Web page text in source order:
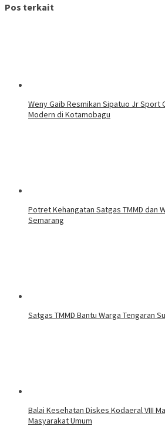
Pos terkait
Weny Gaib Resmikan Sipatuo Jr Sport
Modern di Kotamobagu
Potret Kehangatan Satgas TMMD dan
Semarang
Satgas TMMD Bantu Warga Tengaran
Balai Kesehatan Diskes Kodaeral VIII
Masyarakat Umum